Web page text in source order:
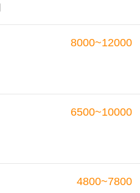
8000~12000
6500~10000
4800~7800